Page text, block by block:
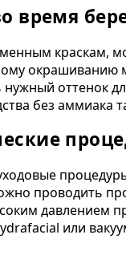
время
оттенок
без аммиака
проводить
давлением
или